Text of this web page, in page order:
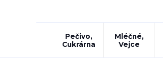
Pečivo,
Cukrárna
Mléčné,
Vejce